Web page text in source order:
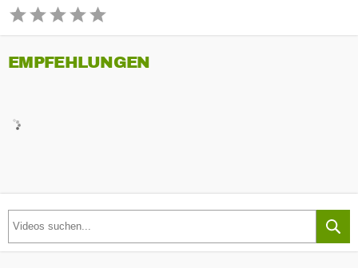
EMPFEHLUNGEN